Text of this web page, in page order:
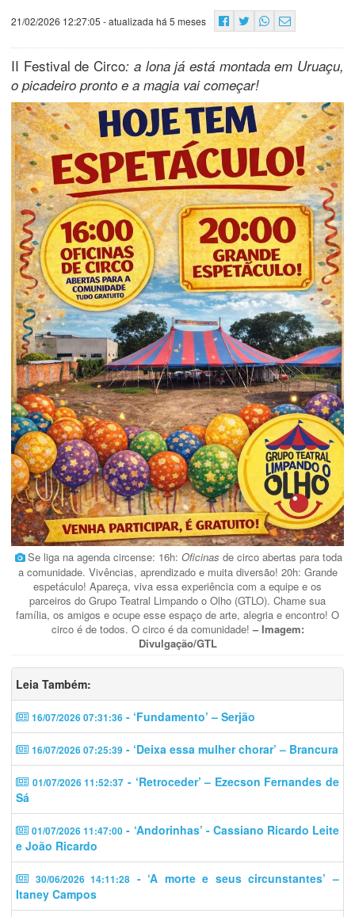
21/02/2026 12:27:05 - atualizada há 5 meses
II Festival de Circo: a lona já está montada em Uruaçu,
o picadeiro pronto e a magia vai começar!
Se liga na agenda circense: 16h: Oficinas de circo abertas para toda
a comunidade. Vivências, aprendizado e muita diversão! 20h: Grande
espetáculo! Apareça, viva essa experiência com a equipe e os
parceiros do Grupo Teatral Limpando o Olho (GTLO). Chame sua
família, os amigos e ocupe esse espaço de arte, alegria e encontro! O
circo é de todos. O circo é da comunidade! – Imagem:
Divulgação/GTL
Leia Também:
16/07/2026 07:31:36 - ‘Fundamento’ – Serjão
16/07/2026 07:25:39 - ‘Deixa essa mulher chorar’ – Brancura
01/07/2026 11:52:37 - ‘Retroceder’ – Ezecson Fernandes de
Sá
01/07/2026 11:47:00 - ‘Andorinhas’ - Cassiano Ricardo Leite
e João Ricardo
30/06/2026 14:11:28 - ‘A morte e seus circunstantes’ –
Itaney Campos